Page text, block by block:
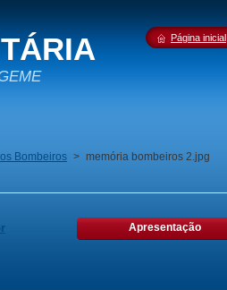
Bombeiros > memória bombeiros 2.jpg
Apresentação
Página inicial